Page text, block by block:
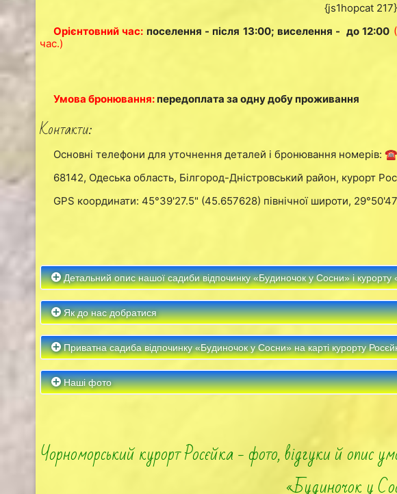
{js1hopcat 217}
Орієнтовний час: поселення - після 13:00; виселення - до 12:00
час.)
Умова бронювання:передоплата за одну добу проживання
Контакти:
Основні телефони для уточнення деталей і бронювання номерів: ☎
68142, Одеська область, Білгород-Дністровський район, курорт
GPS координати: 45°39'27.5" (45.657628) північної широти,
Детальний опис нашої садиби відпочинку «Будиночок у Сосни» і курорту
Як до нас добратися
Приватна садиба відпочинку «Будиночок у Сосни» на карті курорту
Наші фото
Чорноморський курорт Росєйка - фото, відгуки й опис